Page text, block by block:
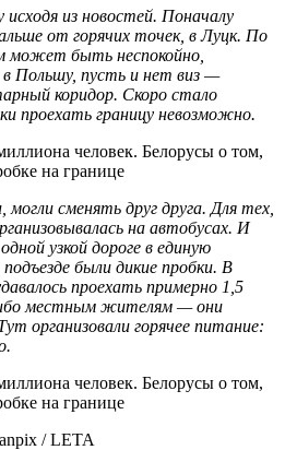
из новостей. Поначалу
от горячих точек, в Луцк. По
может быть неспокойно,
Польшу, пусть и нет виз —
коридор. Скоро стало
проехать границу невозможно.
сменять друг друга. Для тех,
на автобусах. И
узкой дороге в единую
были дикие пробки. В
проехать примерно 1,5
местным жителям — они
организовали горячее питание:
/ LETA